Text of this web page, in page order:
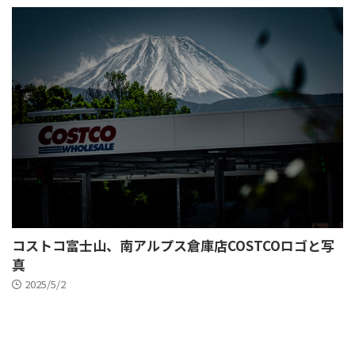
コストコ富士山、南アルプス倉庫店COSTCOロゴと写
真
2025/5/2